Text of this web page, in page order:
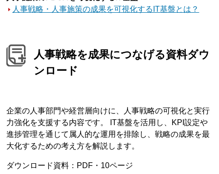
人事戦略・人事施策の成果を可視化するIT基盤とは？
人事戦略を成果につなげる資料ダウ
ンロード
企業の人事部門や経営層向けに、人事戦略の可視化と実行
力強化を支援する内容です。 IT基盤を活用し、KPI設定や
進捗管理を通じて属人的な運用を排除し、戦略の成果を最
大化するための考え方を解説します。
ダウンロード資料：PDF・10ページ